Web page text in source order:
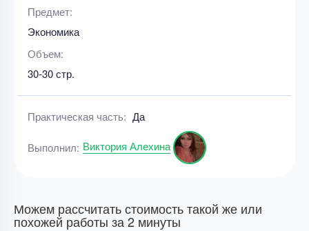
Предмет:
Экономика
Объем:
30-30 стр.
Практическая часть: Да
Выполнил: Виктория Алехина
Можем рассчитать стоимость такой же или
похожей работы за 2 минуты